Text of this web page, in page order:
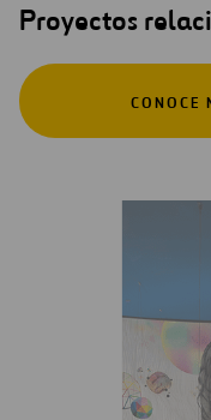
Proyectos
CONOCE